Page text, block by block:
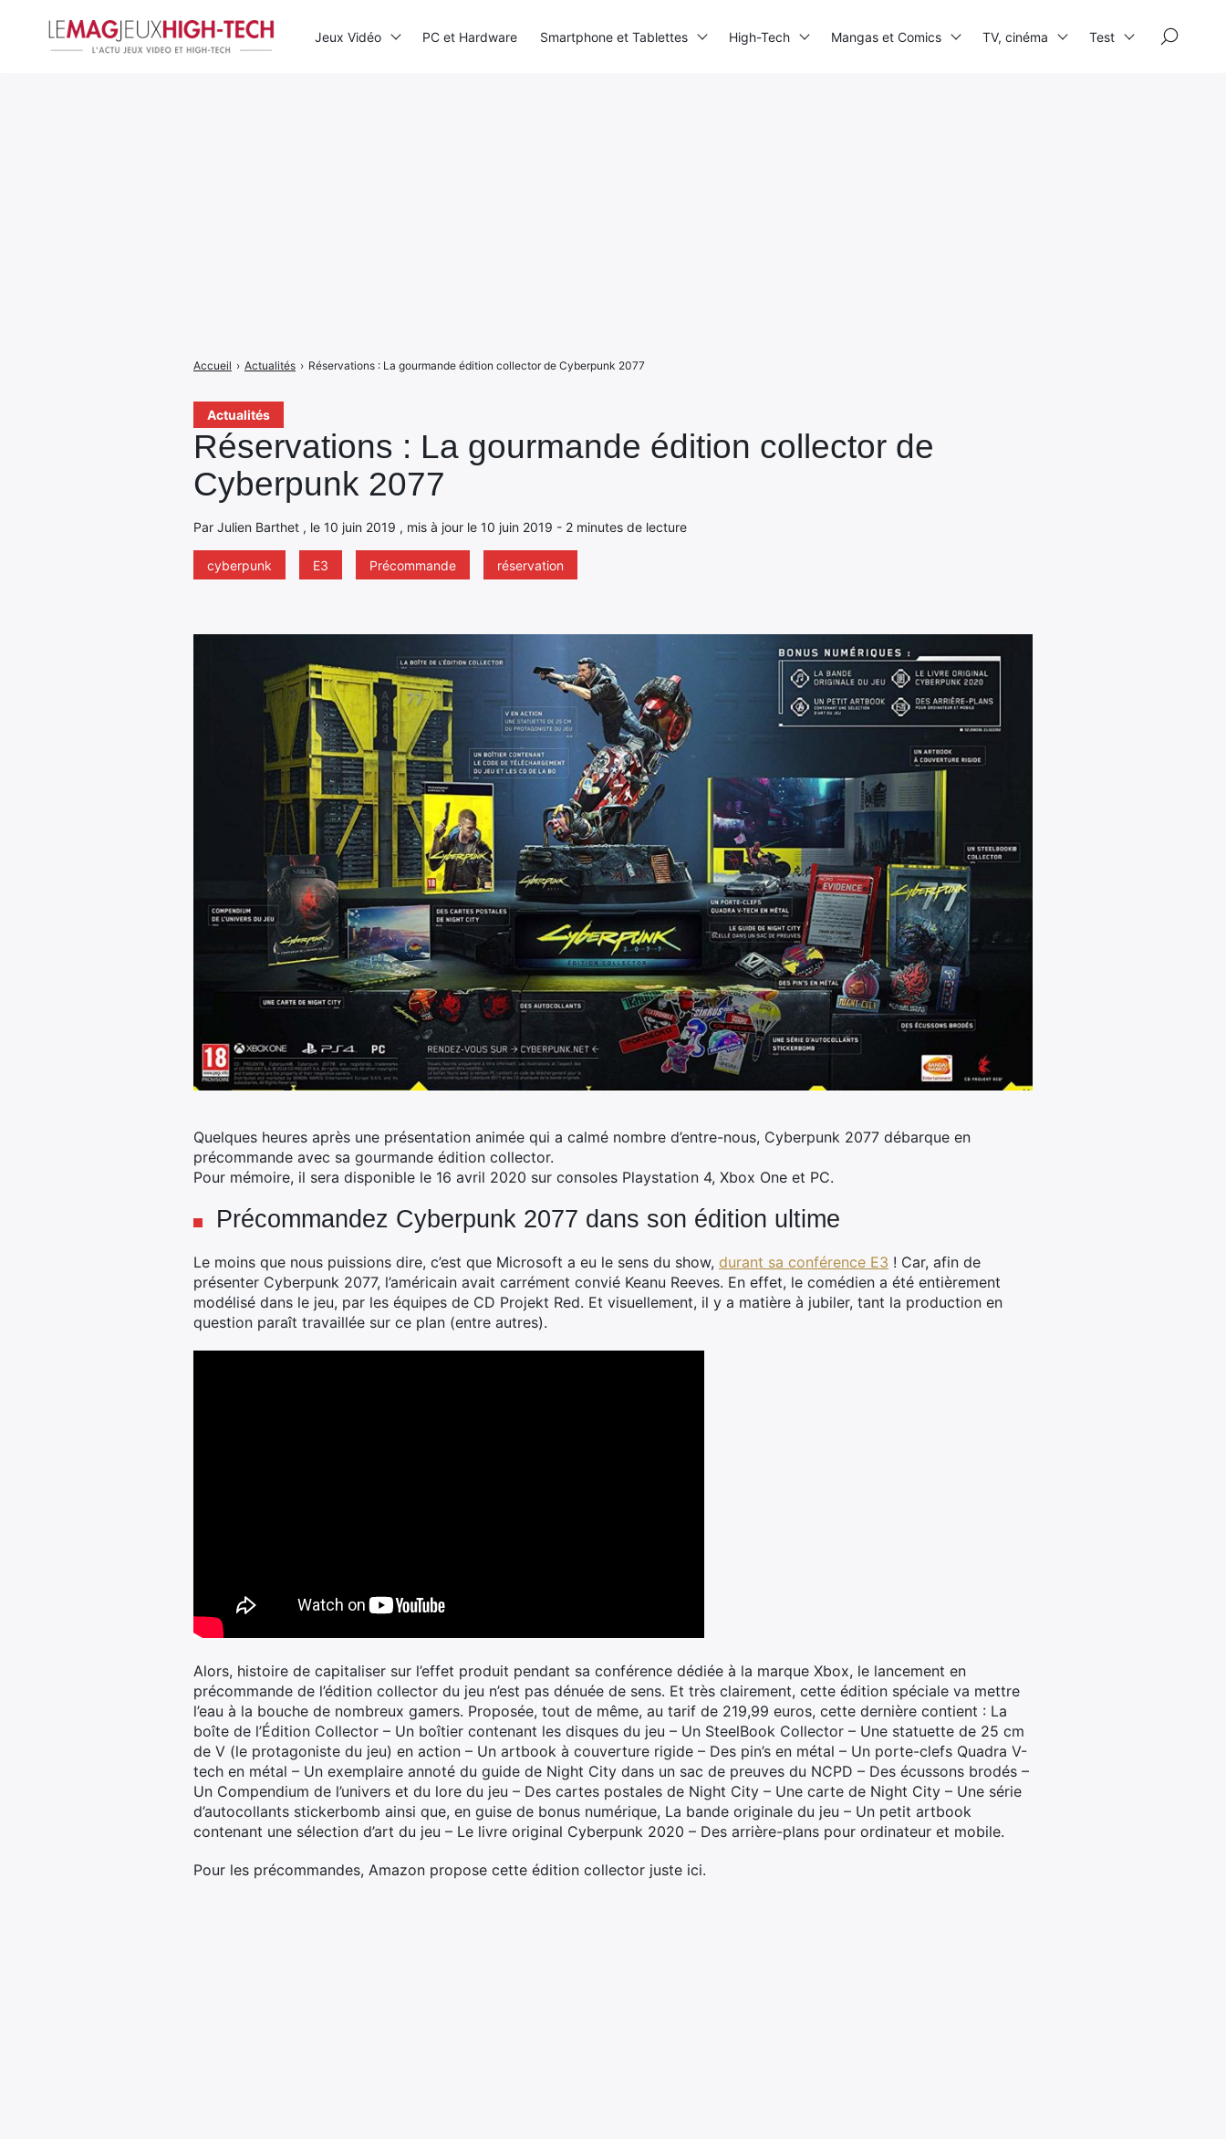
Actualités
Réservations : La gourmande édition collector de
Cyberpunk 2077
Par Julien Barthet , le 10 juin 2019 , mis à jour le 10 juin 2019 - 2 minutes de lecture
cyberpunk E3 Précommande réservation
Accueil › Actualités › Réservations : La gourmande édition collector de Cyberpunk 2077
Quelques heures après une présentation animée qui a calmé nombre d’entre-nous, Cyberpunk 2077 débarque en
précommande avec sa gourmande édition collector.
Pour mémoire, il sera disponible le 16 avril 2020 sur consoles Playstation 4, Xbox One et PC.
Précommandez Cyberpunk 2077 dans son édition ultime
Le moins que nous puissions dire, c’est que Microsoft a eu le sens du show, durant sa conférence E3 ! Car, afin de
présenter Cyberpunk 2077, l’américain avait carrément convié Keanu Reeves. En effet, le comédien a été entièrement
modélisé dans le jeu, par les équipes de CD Projekt Red. Et visuellement, il y a matière à jubiler, tant la production en
question paraît travaillée sur ce plan (entre autres).
Alors, histoire de capitaliser sur l’effet produit pendant sa conférence dédiée à la marque Xbox, le lancement en
précommande de l’édition collector du jeu n’est pas dénuée de sens. Et très clairement, cette édition spéciale va mettre
l’eau à la bouche de nombreux gamers. Proposée, tout de même, au tarif de 219,99 euros, cette dernière contient : La
boîte de l’Édition Collector – Un boîtier contenant les disques du jeu – Un SteelBook Collector – Une statuette de 25 cm
de V (le protagoniste du jeu) en action – Un artbook à couverture rigide – Des pin’s en métal – Un porte-clefs Quadra V-
tech en métal – Un exemplaire annoté du guide de Night City dans un sac de preuves du NCPD – Des écussons brodés –
Un Compendium de l’univers et du lore du jeu – Des cartes postales de Night City – Une carte de Night City – Une série
d’autocollants stickerbomb ainsi que, en guise de bonus numérique, La bande originale du jeu – Un petit artbook
contenant une sélection d’art du jeu – Le livre original Cyberpunk 2020 – Des arrière-plans pour ordinateur et mobile.
Pour les précommandes, Amazon propose cette édition collector juste ici.
Jeux Vidéo PC et Hardware Smartphone et Tablettes High-Tech Mangas et Comics TV, cinéma Test